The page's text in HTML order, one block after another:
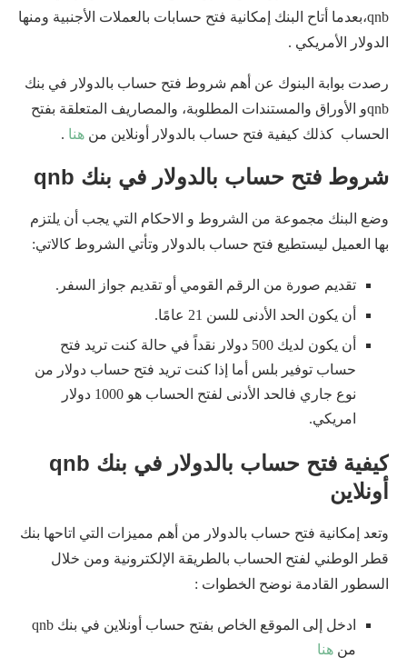
qnb،بعدما أتاح البنك إمكانية فتح حسابات بالعملات الأجنبية ومنها
الدولار الأمريكي .
رصدت بوابة البنوك عن أهم شروط فتح حساب بالدولار في بنك
qnbو الأوراق والمستندات المطلوبة، والمصاريف المتعلقة بفتح
الحساب كذلك كيفية فتح حساب بالدولار أونلاين من هنا .
شروط فتح حساب بالدولار في بنك qnb
وضع البنك مجموعة من الشروط و الاحكام التي يجب أن يلتزم
بها العميل ليستطيع فتح حساب بالدولار وتأتي الشروط كالاتي:
تقديم صورة من الرقم القومي أو تقديم جواز السفر.
أن يكون الحد الأدنى للسن 21 عامًا.
أن يكون لديك 500 دولار نقداً في حالة كنت تريد فتح
حساب توفير بلس أما إذا كنت تريد فتح حساب دولار من
نوع جاري فالحد الأدنى لفتح الحساب هو 1000 دولار
امريكي.
كيفية فتح حساب بالدولار في بنك qnb
أونلاين
وتعد إمكانية فتح حساب بالدولار من أهم مميزات التي اتاحها بنك
قطر الوطني لفتح الحساب بالطريقة الإلكترونية ومن خلال
السطور القادمة نوضح الخطوات :
ادخل إلى الموقع الخاص بفتح حساب أونلاين في بنك qnb
من هنا